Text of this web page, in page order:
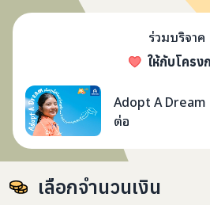
ร่วมบริจาค
ให้กับโครง
Adopt A
ต่อ
เลือกจำนวนเงิน